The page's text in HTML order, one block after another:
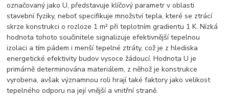
označovaný jako U, představuje klíčový parametr v oblasti
stavební fyziky, neboť specifikuje množství tepla, které se ztrácí
skrze konstrukci o rozloze 1 m² při teplotním gradientu 1 K. Nízká
hodnota tohoto součinitele signalizuje efektivnější tepelnou
izolaci a tím pádem i menší tepelné ztráty, což je z hlediska
energetické efektivity budov vysoce žádoucí. Hodnota U je
primárně determinována materiálem, z něhož je konstrukce
vyrobena, avšak významnou roli hrají také faktory jako velikost
tepelného odporu na její vnější a vnitřní straně.